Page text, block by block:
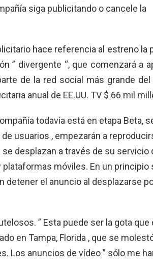
siga publicitando o cancele la
hace referencia al estreno la
” divergente “, que comenzará a
de la red social más grande del
anual de EE.UU. TV $ 66 mil
todavía está en etapa Beta,
usuarios , empezarán a
desplazan a través de su servicio
móviles. En un principio
el anuncio al desplazarse
” Esta puede ser la gota que
en Tampa, Florida , que se
Los anuncios de vídeo ” sólo me